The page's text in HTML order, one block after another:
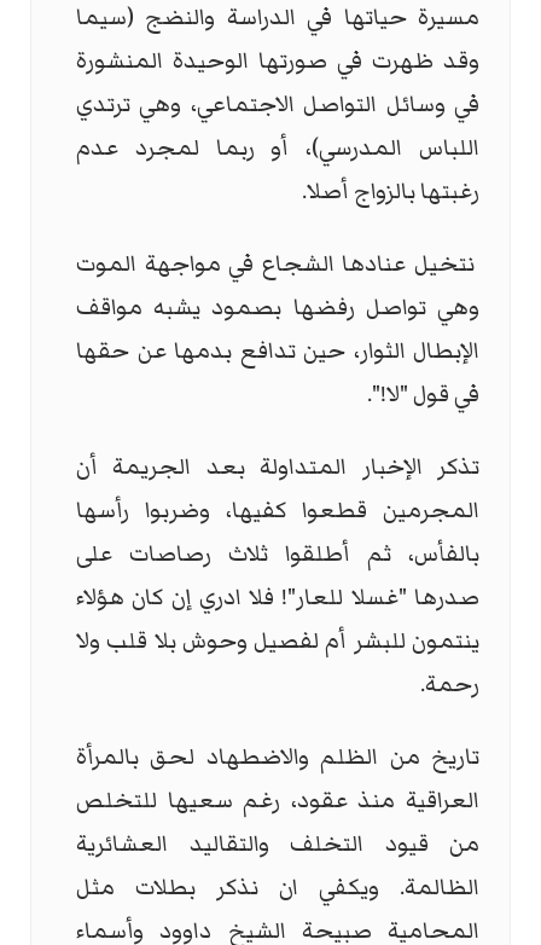
مسيرة حياتها في الدراسة والنضج (سيما
وقد ظهرت في صورتها الوحيدة المنشورة
في وسائل التواصل الاجتماعي، وهي ترتدي
اللباس المدرسي)، أو ربما لمجرد عدم
رغبتها بالزواج أصلا.
نتخيل عنادها الشجاع في مواجهة الموت
وهي تواصل رفضها بصمود يشبه مواقف
الإبطال الثوار، حين تدافع بدمها عن حقها
في قول "لا!".
تذكر الإخبار المتداولة بعد الجريمة أن
المجرمين قطعوا كفيها، وضربوا رأسها
بالفأس، ثم أطلقوا ثلاث رصاصات على
صدرها "غسلا للعار"! فلا ادري إن كان هؤلاء
ينتمون للبشر أم لفصيل وحوش بلا قلب ولا
رحمة.
تاريخ من الظلم والاضطهاد لحق بالمرأة
العراقية منذ عقود، رغم سعيها للتخلص
من قيود التخلف والتقاليد العشائرية
الظالمة. ويكفي ان نذكر بطلات مثل
المحامية صبيحة الشيخ داوود وأسماء